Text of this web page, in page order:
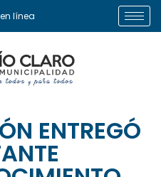
línea
ENTREGÓ